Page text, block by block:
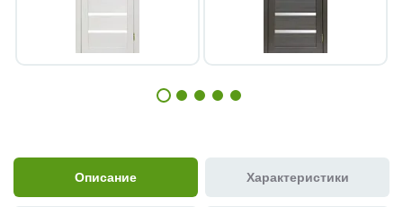
Описание Характеристики